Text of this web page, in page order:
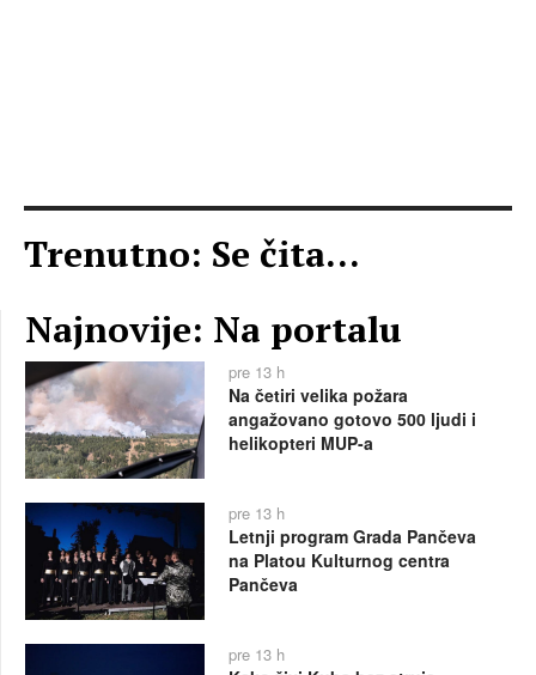
Trenutno: Se čita...
Najnovije: Na portalu
pre 13 h
Na četiri velika požara
angažovano gotovo 500 ljudi i
helikopteri MUP-a
pre 13 h
Letnji program Grada Pančeva
na Platou Kulturnog centra
Pančeva
pre 13 h